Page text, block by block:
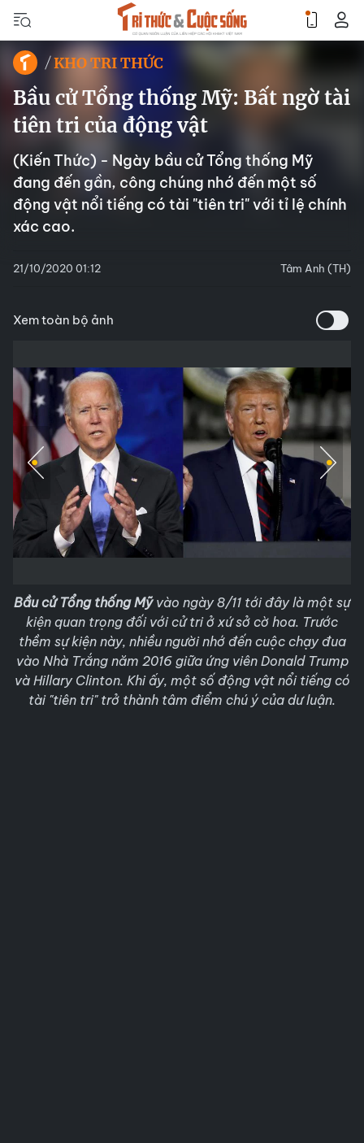
KHO TRI THỨC
Bầu cử Tổng thống Mỹ: Bất ngờ tài
tiên tri của động vật
(Kiến Thức) - Ngày bầu cử Tổng thống Mỹ
đang đến gần, công chúng nhớ đến một số
động vật nổi tiếng có tài "tiên tri" với tỉ lệ chính
xác cao.
21/10/2020 01:12 Tâm Anh (TH)
Xem toàn bộ ảnh
Bầu cử Tổng thống Mỹvào ngày 8/11 tới đây là một sự
kiện quan trọng đối với cử tri ở xứ sở cờ hoa. Trước
thềm sự kiện này, nhiều người nhớ đến cuộc chạy đua
vào Nhà Trắng năm 2016 giữa ứng viên Donald Trump
và Hillary Clinton. Khi ấy, một số động vật nổi tiếng có
tài "tiên tri" trở thành tâm điểm chú ý của dư luận.